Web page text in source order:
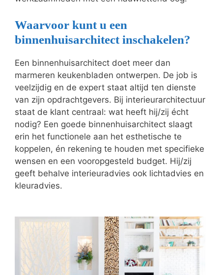
Waarvoor kunt u een
binnenhuisarchitect inschakelen?
Een binnenhuisarchitect doet meer dan
marmeren keukenbladen ontwerpen. De job is
veelzijdig en de expert staat altijd ten dienste
van zijn opdrachtgevers. Bij interieurarchitectuur
staat de klant centraal: wat heeft hij/zij écht
nodig? Een goede binnenhuisarchitect slaagt
erin het functionele aan het esthetische te
koppelen, én rekening te houden met specifieke
wensen en een vooropgesteld budget. Hij/zij
geeft behalve interieuradvies ook lichtadvies en
kleuradvies.